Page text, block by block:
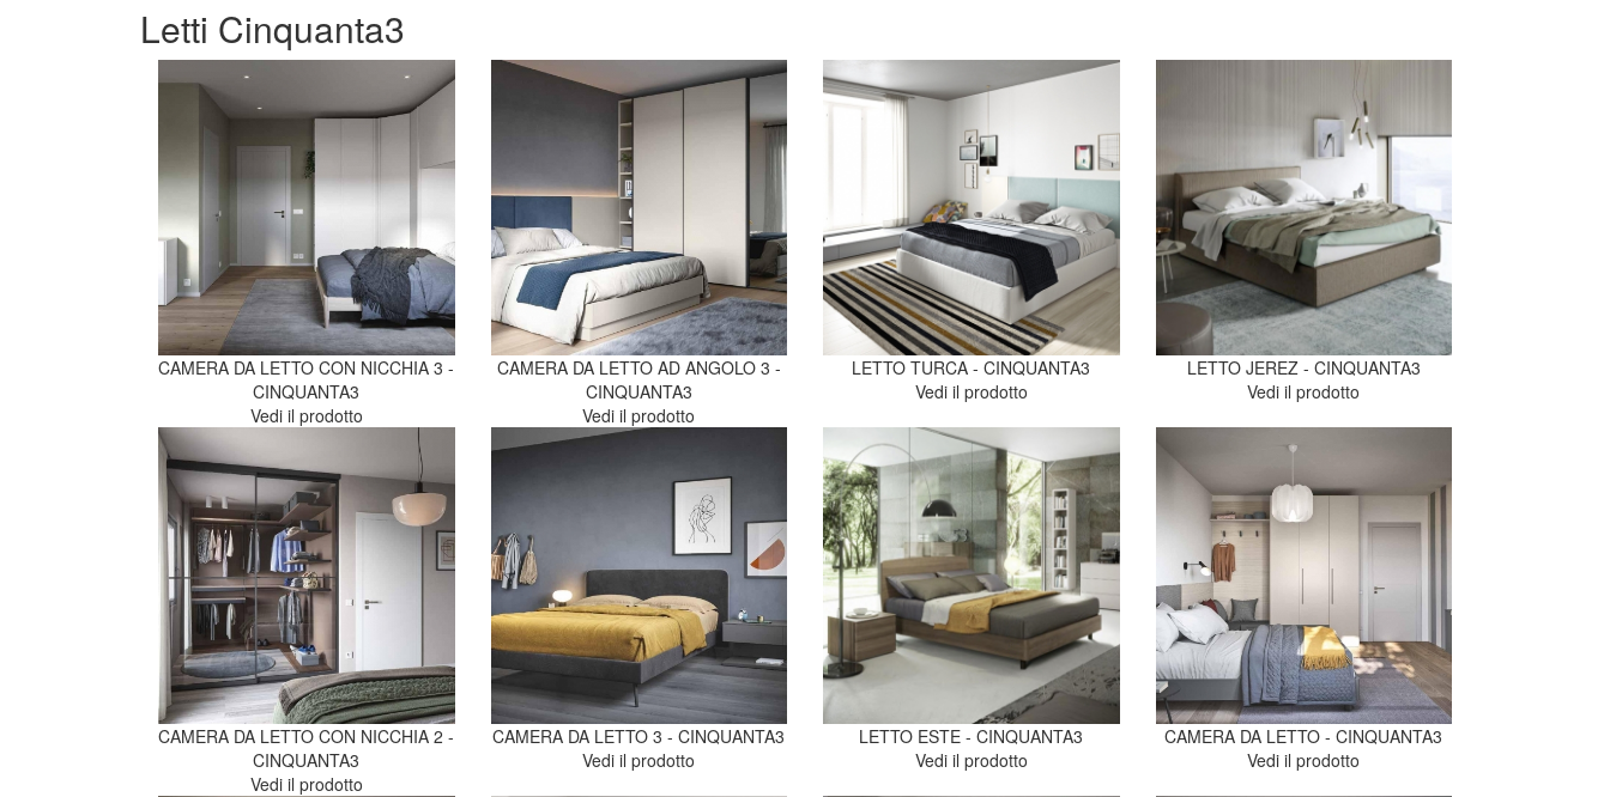
Letti Cinquanta3
CAMERA DA LETTO CON NICCHIA 3 -
CINQUANTA3
Vedi il prodotto
CAMERA DA LETTO AD ANGOLO 3 -
CINQUANTA3
Vedi il prodotto
LETTO TURCA - CINQUANTA3
Vedi il prodotto
LETTO JEREZ - CINQUANTA3
Vedi il prodotto
CAMERA DA LETTO CON NICCHIA 2 -
CINQUANTA3
Vedi il prodotto
CAMERA DA LETTO 3 - CINQUANTA3
Vedi il prodotto
LETTO ESTE - CINQUANTA3
Vedi il prodotto
CAMERA DA LETTO - CINQUANTA3
Vedi il prodotto